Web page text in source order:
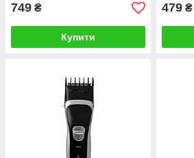
749 ₴
Купити
479 ₴